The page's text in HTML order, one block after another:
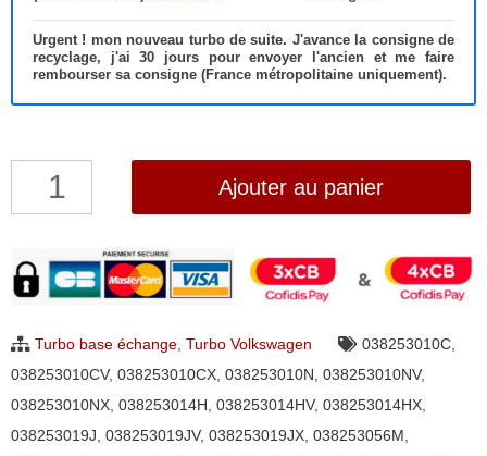
Urgent ! mon nouveau turbo de suite. J'avance la consigne de
recyclage, j'ai 30 jours pour envoyer l'ancien et me faire
rembourser sa consigne (France métropolitaine uniquement).
quantité
Volkswagen
Transporter
1.9
Ajouter au panier
Turbo base échange, Turbo Volkswagen 038253010C,
038253010CV, 038253010CX, 038253010N, 038253010NV,
038253010NX, 038253014H, 038253014HV, 038253014HX,
038253019J, 038253019JV, 038253019JX, 038253056M,